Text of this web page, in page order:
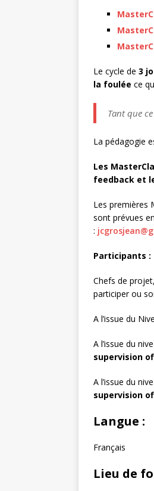
Le cycle de 3
la foulée ce
Tant que
La pédagogie
Les
feedback et
Les premières
sont prévues
:
Participants :
Chefs de
participer ou
A l’issue du
A l’issue du
supervision
A l’issue du
supervision
Langue :
Français
Lieu de